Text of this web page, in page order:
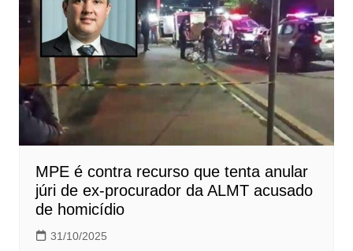
MPE é contra recurso que tenta anular
júri de ex-procurador da ALMT acusado
de homicídio
31/10/2025